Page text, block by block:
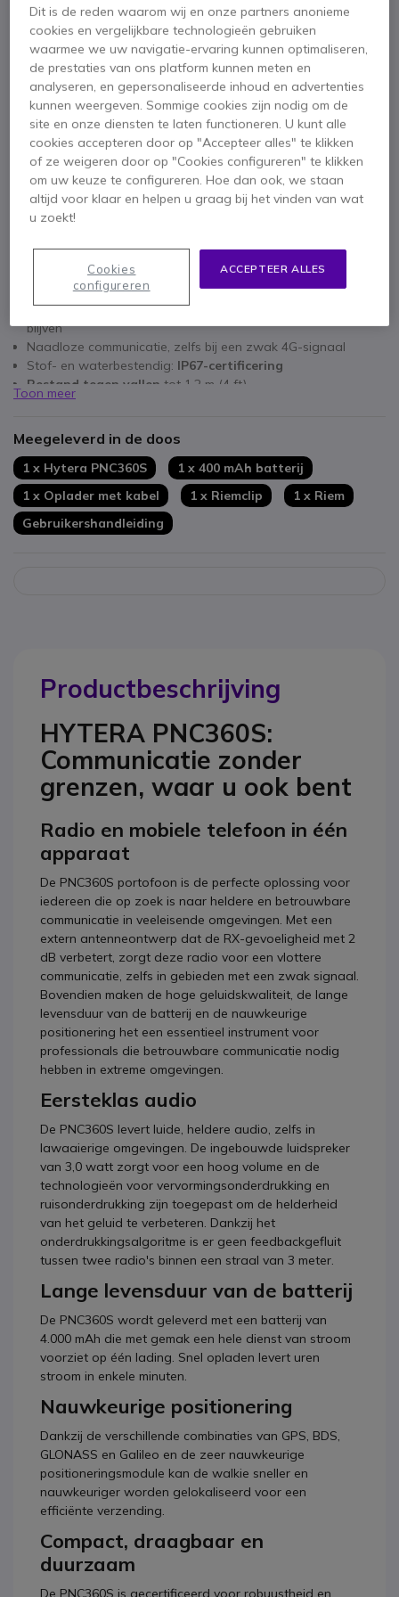
Aantal
IN WINKELWAGEN
OFFERTE BINNEN 4 UUR
Niet op voorraad
2 jaarFabrieksgarantie
Belangrijkste kenmerken
Hybride radio met mobiele telefoon om altijd verbonden te
blijven
Naadloze communicatie, zelfs bij een zwak 4G-signaal
Stof- en waterbestendig: IP67-certificering
Bestand tegen vallen tot 1,2 m (4 ft)
Luid en duidelijk geluid, zelfs in lawaaierige omgevingen
3,5 mm hoofdtelefoonaansluiting
Toon meer
Meegeleverd in de doos
1 x Hytera PNC360S
1 x 400 mAh batterij
1 x Oplader met kabel
1 x Riemclip
1 x Riem
Gebruikershandleiding
Productbeschrijving
HYTERA PNC360S:
Communicatie zonder
grenzen, waar u ook bent
Radio en mobiele telefoon in één
apparaat
De PNC360S portofoon is de perfecte oplossing voor
iedereen die op zoek is naar heldere en betrouwbare
communicatie in veeleisende omgevingen. Met een
extern antenneontwerp dat de RX-gevoeligheid met 2
dB verbetert, zorgt deze radio voor een vlottere
communicatie, zelfs in gebieden met een zwak signaal.
Bovendien maken de hoge geluidskwaliteit, de lange
levensduur van de batterij en de nauwkeurige
positionering het een essentieel instrument voor
professionals die betrouwbare communicatie nodig
hebben in extreme omgevingen.
Eersteklas audio
De PNC360S levert luide, heldere audio, zelfs in
lawaaierige omgevingen. De ingebouwde luidspreker
van 3,0 watt zorgt voor een hoog volume en de
technologieën voor vervormingsonderdrukking en
ruisonderdrukking zijn toegepast om de helderheid
van het geluid te verbeteren. Dankzij het
onderdrukkingsalgoritme is er geen feedbackgefluit
tussen twee radio's binnen een straal van 3 meter.
Lange levensduur van de batterij
De PNC360S wordt geleverd met een batterij van
4.000 mAh die met gemak een hele dienst van stroom
voorziet op één lading. Snel opladen levert uren
stroom in enkele minuten.
Nauwkeurige positionering
Dankzij de verschillende combinaties van GPS, BDS,
GLONASS en Galileo en de zeer nauwkeurige
positioneringsmodule kan de walkie sneller en
nauwkeuriger worden gelokaliseerd voor een
efficiënte verzending.
Compact, draagbaar en
duurzaam
De PNC360S is gecertificeerd voor robuustheid en
Dit is de reden waarom wij en onze partners anonieme
cookies en vergelijkbare technologieën gebruiken
waarmee we uw navigatie-ervaring kunnen optimaliseren,
de prestaties van ons platform kunnen meten en
analyseren, en gepersonaliseerde inhoud en advertenties
kunnen weergeven. Sommige cookies zijn nodig om de
site en onze diensten te laten functioneren. U kunt alle
cookies accepteren door op "Accepteer alles" te klikken
of ze weigeren door op "Cookies configureren" te klikken
om uw keuze te configureren. Hoe dan ook, we staan
altijd voor klaar en helpen u graag bij het vinden van wat
u zoekt!
ACCEPTEER ALLES
Cookies
configureren